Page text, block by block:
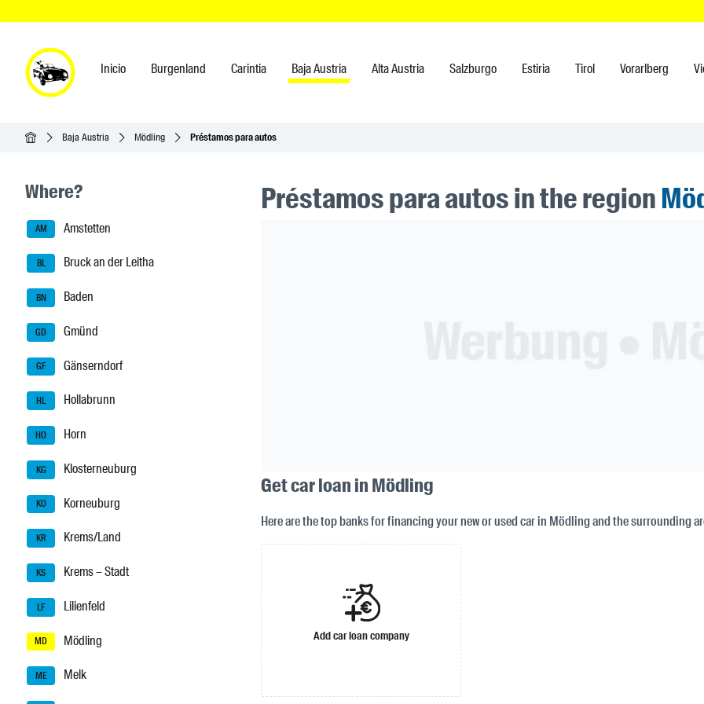
Inicio Burgenland Carintia Baja Austria Alta Austria Salzburgo Estiria Tirol Vorarlberg
Inicio Baja Austria Mödling Préstamos para autos
Seitenleisten-Navigation
Where?
AM Amstetten
BL Bruck an der Leitha
BN Baden
GD Gmünd
GF Gänserndorf
HL Hollabrunn
HO Horn
KG Klosterneuburg
KO Korneuburg
KR Krems/Land
KS Krems – Stadt
LF Lilienfeld
MD Mödling
ME Melk
Préstamos para autos in the region
Get car loan in Mödling
Here are the top banks for financing your new or used car in Mödling and the surrounding
Add car loan company